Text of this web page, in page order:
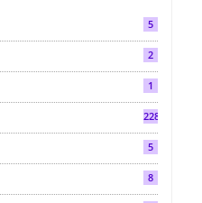
5
2
1
2286
5
8